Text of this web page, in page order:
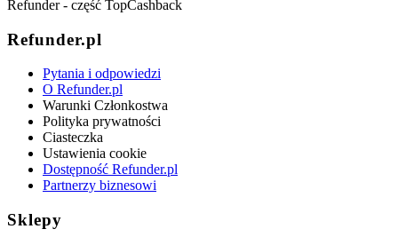
Refunder - część TopCashback
Refunder.pl
Pytania i odpowiedzi
O Refunder.pl
Warunki Członkostwa
Polityka prywatności
Ciasteczka
Ustawienia cookie
Dostępność Refunder.pl
Partnerzy biznesowi
Sklepy